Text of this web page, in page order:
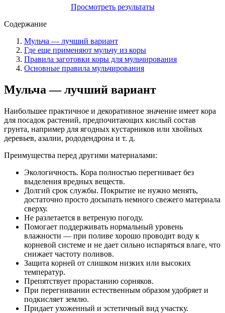
Просмотреть результаты
Содержание
Мульча — лучший вариант
Где еще применяют мульчу из коры
Правила заготовки коры для мульчирования
Основные правила мульчирования
Мульча — лучший вариант
Наибольшее практичное и декоративное значение имеет кора
для посадок растений, предпочитающих кислый состав
грунта, например для ягодных кустарников или хвойных
деревьев, азалии, рододендрона и т. д.
Преимущества перед другими материалами:
Экологичность. Кора полностью перегнивает без
выделения вредных веществ.
Долгий срок службы. Покрытие не нужно менять,
достаточно просто досыпать немного свежего материала
сверху.
Не разлетается в ветреную погоду.
Помогает поддерживать нормальный уровень
влажности — при поливе хорошо проводит воду к
корневой системе и не дает сильно испаряться влаге, что
снижает частоту поливов.
Защита корней от слишком низких или высоких
температур.
Препятствует прорастанию сорняков.
При перегнивании естественным образом удобряет и
подкисляет землю.
Придает ухоженный и эстетичный вид участку.